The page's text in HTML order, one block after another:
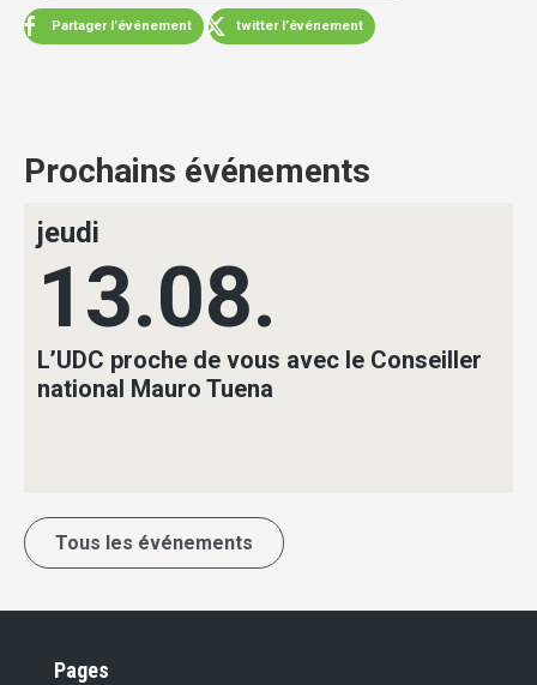
Partager l’événement twitter l’événement
Prochains événements
jeudi
13.08.
L’UDC proche de vous avec le Conseiller
national Mauro Tuena
Tous les événements
Pages